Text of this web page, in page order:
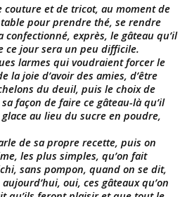
couture et de tricot, au moment de
pour prendre thé, se rendre
exprès, le gâteau qu’il
ce jour sera un peu difficile.
larmes qui voudraient forcer le
la joie d’avoir des amies, d’être
du deuil, puis le choix de
façon de faire ce gâteau-là qu’il
au lieu du sucre en poudre,
de sa propre recette, puis on
les plus simples, qu’on fait
sans pompon, quand on se dit,
oui, ces gâteaux qu’on